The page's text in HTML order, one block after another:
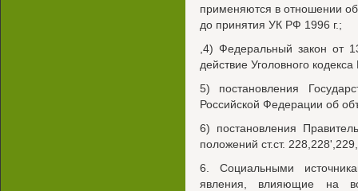
применяются в отношении
до принятия УК РФ 1996 г.;
,4) Федеральный закон
действие Уголовного
5) постановления
Российской Федерации об
6) постановления
положений ст.ст.
6. Социальными
явления, влияющие на